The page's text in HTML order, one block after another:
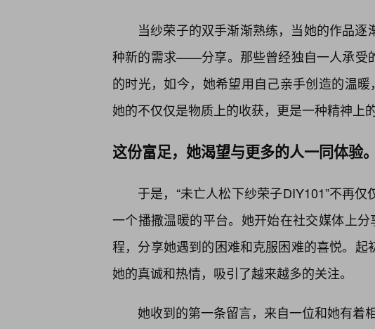
当纱荣子的双手渐渐熟练，当她的作品
种新的需求——分享。那些曾经独自一人承受
的时光，如今，她希望用自己亲手创造的温
她的不仅仅是物质上的收获，更是一种精神上
这份富足，她渴望与更多的人一同体验。
于是，“未亡人松下纱荣子DIY101”不再
一个播撒温暖的平台。她开始在社交媒体上
程，分享她遇到的困难和克服困难的喜悦。起
她的真诚和热情，吸引了越来越多的关注。
她收到的第一条留言，来自一位和她有着